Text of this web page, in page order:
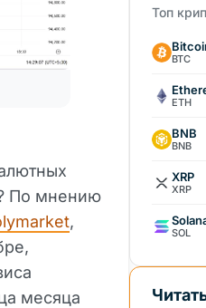
По мнению
,
месяца
Топ
BTC
ETH
BNB
BNB
XRP
XRP
SOL